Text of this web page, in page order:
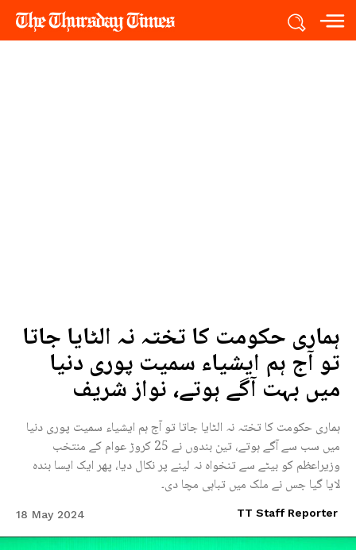
ہماری حکومت کا تختہ نہ الٹایا جاتا
تو آج ہم ایشیاء سمیت پوری دنیا
میں بہت آگے ہوتے، نواز شریف
ہماری حکومت کا تختہ نہ الٹایا جاتا تو آج ہم ایشیاء سمیت پوری دنیا
میں سب سے آگے ہوتے، تین بندوں نے 25 کروڑ عوام کے منتخب
وزیراعظم کو بیٹے سے تنخواہ نہ لینے پر نکال دیا، پھر ایک ایسا بندہ
لایا گیا جس نے ملک میں تباہی مچا دی۔
TT Staff Reporter
18 May 2024